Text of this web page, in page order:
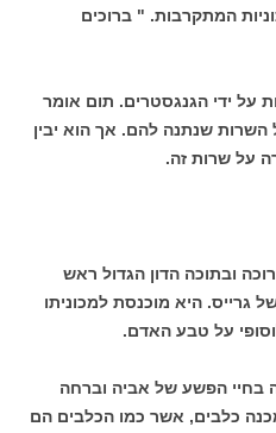
המתקרבות. " ברוכים
על ידי הגנגסטרים. תום אומר
שנתנה להם. אך הוא יבין
על שרות זה.
ובתוכה הדון הגדול ראש
היא מוכנסת למכוניתו
על טבע האדם.
בחיי הפשע של אביה וברחה
כלבים, אשר כמו הכלבים הם